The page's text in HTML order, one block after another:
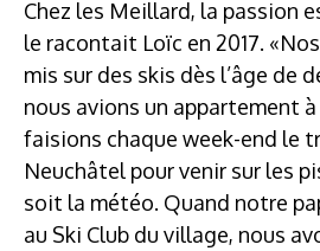
Chez les Meillard, la passion
le racontait Loïc en 2017.
mis sur des skis dès l’âge de
nous avions un appartement
faisions chaque week-end le
Neuchâtel pour venir sur les
soit la météo. Quand notre
au Ski Club du village, nous